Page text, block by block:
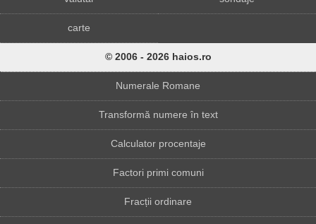
carte
© 2006 - 2026 haios.ro
Numerale Romane
Transformă numere în text
Calculator procentaje
Factori primi comuni
Fracții ordinare